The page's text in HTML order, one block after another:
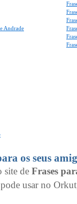
Andrade
os seus
site de Frases
usar no